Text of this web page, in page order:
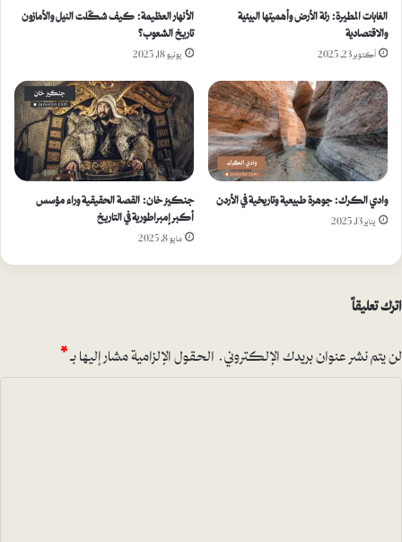
الغابات المطيرة: رئة الأرض وأهميتها البيئية
والاقتصادية
أكتوبر 23, 2025
الأنهار العظيمة: كيف شكّلت النيل والأمازون
تاريخ الشعوب؟
يونيو 18, 2025
وادي الكرك: جوهرة طبيعية وتاريخية في الأردن
يناير 13, 2025
جنكيز خان: القصة الحقيقية وراء مؤسس
أكبر إمبراطورية في التاريخ
مايو 8, 2025
اترك تعليقاً
لن يتم نشر عنوان بريدك الإلكتروني.الحقول الإلزامية مشار إليها بـ*
ا